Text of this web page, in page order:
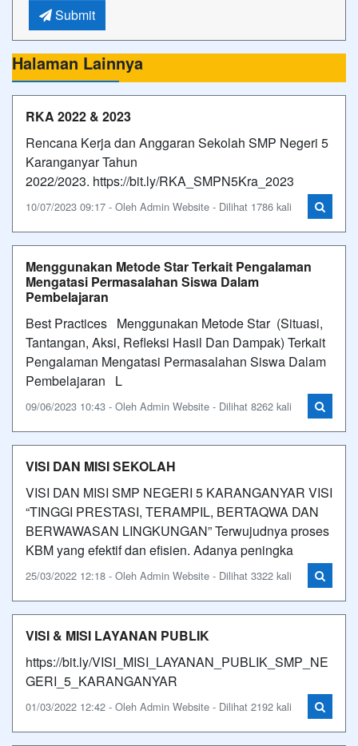
Submit
Halaman Lainnya
RKA 2022 & 2023
Rencana Kerja dan Anggaran Sekolah SMP Negeri 5
Karanganyar Tahun
2022/2023. https://bit.ly/RKA_SMPN5Kra_2023
10/07/2023 09:17 - Oleh Admin Website - Dilihat 1786 kali
Menggunakan Metode Star Terkait Pengalaman
Mengatasi Permasalahan Siswa Dalam
Pembelajaran
Best Practices Menggunakan Metode Star (Situasi,
Tantangan, Aksi, Refleksi Hasil Dan Dampak) Terkait
Pengalaman Mengatasi Permasalahan Siswa Dalam
Pembelajaran L
09/06/2023 10:43 - Oleh Admin Website - Dilihat 8262 kali
VISI DAN MISI SEKOLAH
VISI DAN MISI SMP NEGERI 5 KARANGANYAR VISI
“TINGGI PRESTASI, TERAMPIL, BERTAQWA DAN
BERWAWASAN LINGKUNGAN” Terwujudnya proses
KBM yang efektif dan efisien. Adanya peningka
25/03/2022 12:18 - Oleh Admin Website - Dilihat 3322 kali
VISI & MISI LAYANAN PUBLIK
https://bit.ly/VISI_MISI_LAYANAN_PUBLIK_SMP_NE
GERI_5_KARANGANYAR
01/03/2022 12:42 - Oleh Admin Website - Dilihat 2192 kali